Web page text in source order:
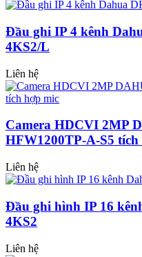
Đầu ghi IP 4 kênh
4KS2/L
Liên hệ
Camera HDCVI 2MP
HFW1200TP-A-S5
Liên hệ
Đầu ghi hình IP 16
4KS2
Liên hệ